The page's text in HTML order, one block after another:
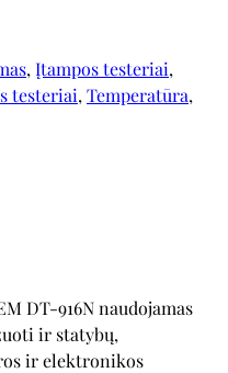
, Įtampos testeriai
testeriai, Temperatūra
DT-916N naudojamas
ir statybų,
ir elektronikos